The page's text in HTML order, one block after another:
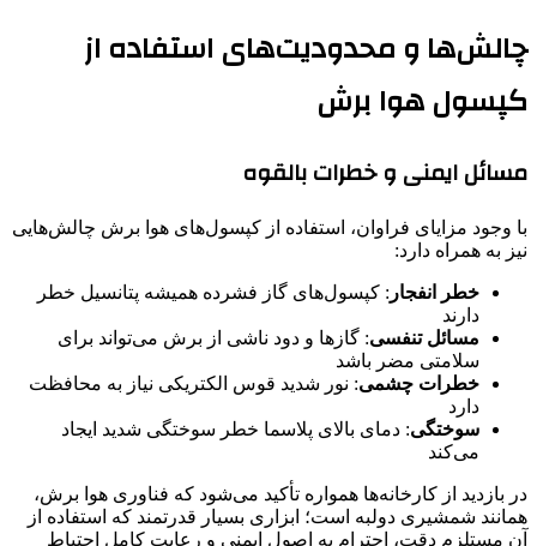
چالش‌ها و محدودیت‌های استفاده از
کپسول هوا برش
مسائل ایمنی و خطرات بالقوه
با وجود مزایای فراوان، استفاده از کپسول‌های هوا برش چالش‌هایی
نیز به همراه دارد:
خطر انفجار : کپسول‌های گاز فشرده همیشه پتانسیل خطر
دارند
مسائل تنفسی: گازها و دود ناشی از برش می‌تواند برای
سلامتی مضر باشد
خطرات چشمی: نور شدید قوس الکتریکی نیاز به محافظت
دارد
سوختگی: دمای بالای پلاسما خطر سوختگی شدید ایجاد
می‌کند
در بازدید از کارخانه‌ها همواره تأکید می‌شود که فناوری هوا برش،
همانند شمشیری دولبه است؛ ابزاری بسیار قدرتمند که استفاده از
آن مستلزم دقت، احترام به اصول ایمنی و رعایت کامل احتیاط